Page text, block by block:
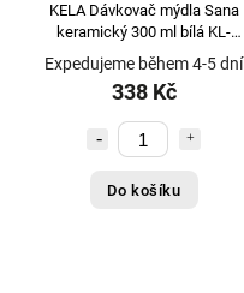
KELA Dávkovač mýdla Sana
keramický 300 ml bílá KL-
24530
Expedujeme během 4-5 dní
338 Kč
Do košíku